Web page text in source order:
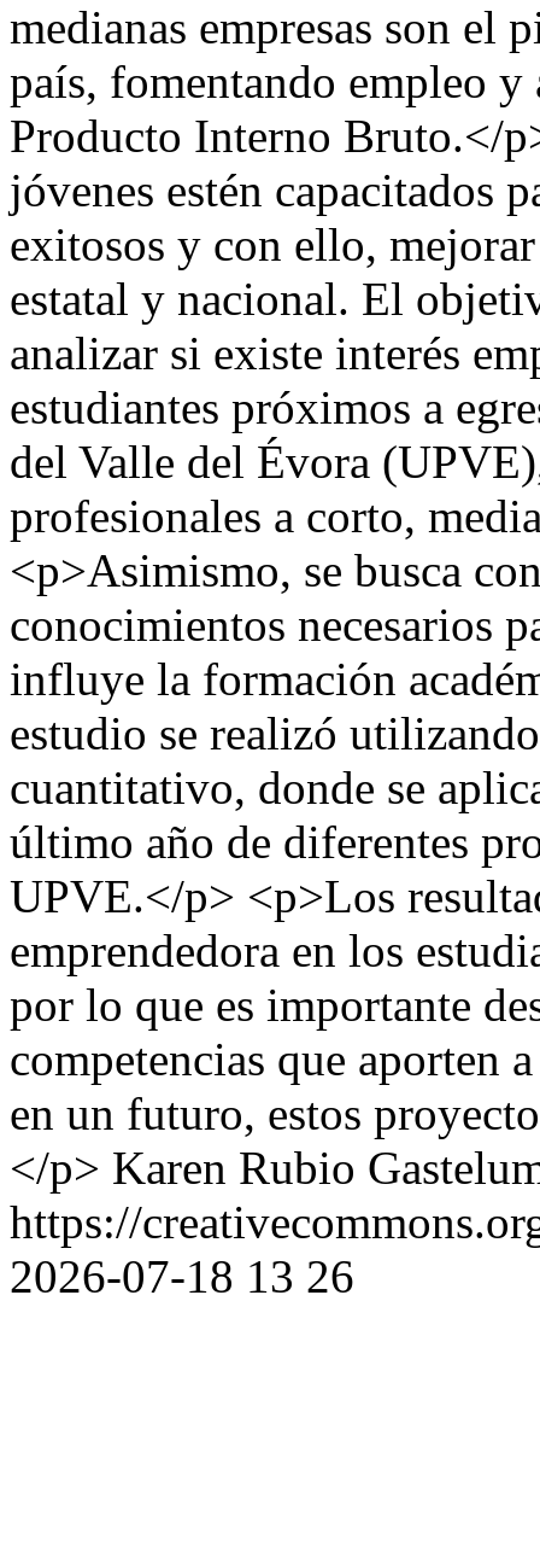
medianas empresas son el
país, fomentando empleo
Producto Interno Bruto.</
jóvenes estén capacitados
exitosos y con ello,
estatal y nacional. El
analizar si existe interés
estudiantes próximos a
del Valle del Évora
profesionales a corto,
<p>Asimismo, se busca
conocimientos necesarios
influye la formación
estudio se realizó
cuantitativo, donde se
último año de diferentes
UPVE.</p> <p>Los
emprendedora en los
por lo que es importante
competencias que aporten
en un futuro, estos
</p> Karen Rubio
https://
2026-07-18 13 26